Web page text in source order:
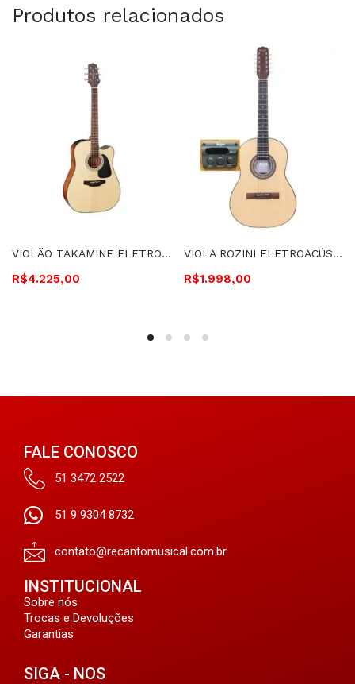
Produtos relacionados
VIOLÃO TAKAMINE ELETROACÚSTICO, CUTAWAY, CORDAS DE AÇO – GD30CE N
R$4.225,00
VIOLA ROZINI ELETROACÚSTICA CLÁSSICA FOSCA IMBUIA EQ GC-2 – RV155.EGC-F.I
R$1.998,00
FALE CONOSCO
51 3472 2522
51 9 9304 8732
contato@recantomusical.com.br
INSTITUCIONAL
Sobre nós
Trocas e Devoluções
Garantias
SIGA - NOS